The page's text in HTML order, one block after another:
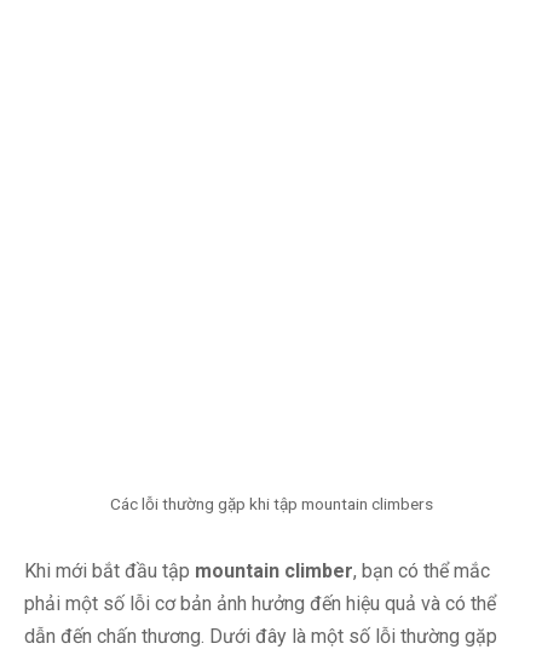
Các lỗi thường gặp khi tập mountain climbers
Khi mới bắt đầu tập mountain climber, bạn có thể mắc
phải một số lỗi cơ bản ảnh hưởng đến hiệu quả và có thể
dẫn đến chấn thương. Dưới đây là một số lỗi thường gặp